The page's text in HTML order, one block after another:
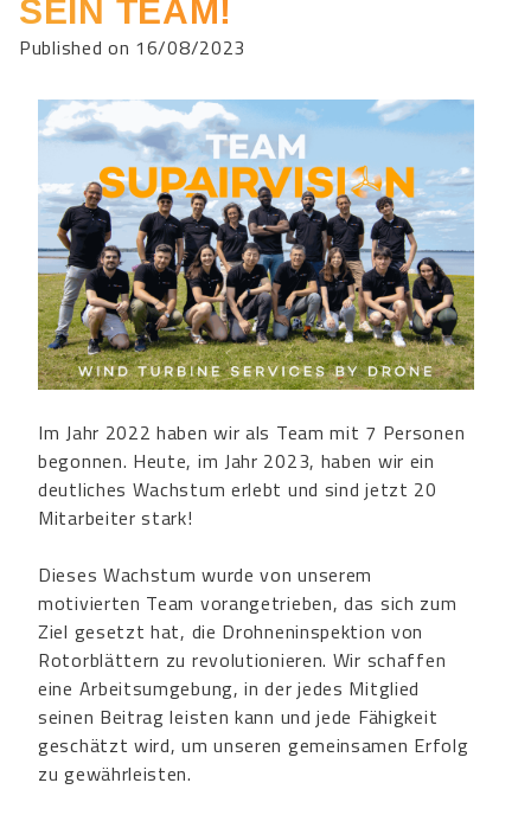
SEIN TEAM!
Published on 16/08/2023
Im Jahr 2022 haben wir als Team mit 7 Personen
begonnen. Heute, im Jahr 2023, haben wir ein
deutliches Wachstum erlebt und sind jetzt 20
Mitarbeiter stark!
Dieses Wachstum wurde von unserem
motivierten Team vorangetrieben, das sich zum
Ziel gesetzt hat, die Drohneninspektion von
Rotorblättern zu revolutionieren. Wir schaffen
eine Arbeitsumgebung, in der jedes Mitglied
seinen Beitrag leisten kann und jede Fähigkeit
geschätzt wird, um unseren gemeinsamen Erfolg
zu gewährleisten.